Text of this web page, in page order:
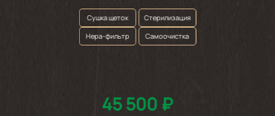
Сушка щеток
Стерилизация
Нepa-фильтр
Самоочистка
45 500 ₽